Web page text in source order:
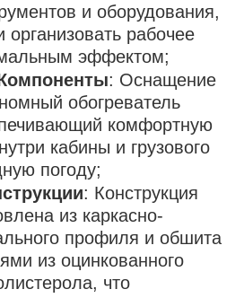
и оборудования,
рабочее
эффектом;
: Оснащение
обогреватель
комфортную
кабины и грузового
погоду;
: Конструкция
​​из каркасно-
профиля и обшита
из оцинкованного
что